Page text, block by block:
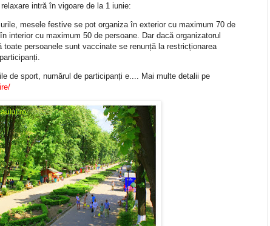
intră în vigoare de la 1 iunie:
mesele festive se pot organiza în exterior cu maximum 70 de
interior cu maximum 50 de persoane. Dar dacă organizatorul
toate persoanele sunt vaccinate se renunță la restricționarea
de sport, numărul de participanți e.... Mai multe detalii pe